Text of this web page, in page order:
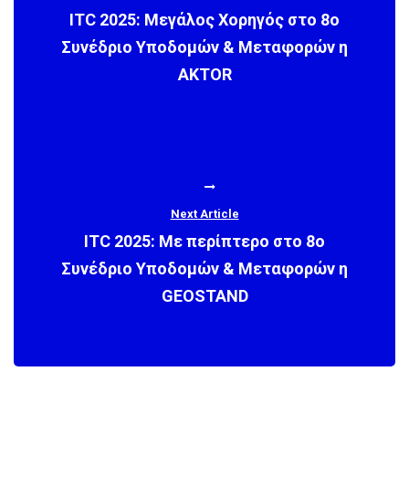
ITC 2025: Μεγάλος Χορηγός στο 8ο
Συνέδριο Υποδομών & Μεταφορών η
AKTOR
Next Article
ITC 2025: Με περίπτερο στο 8ο
Συνέδριο Υποδομών & Μεταφορών η
GEOSTAND